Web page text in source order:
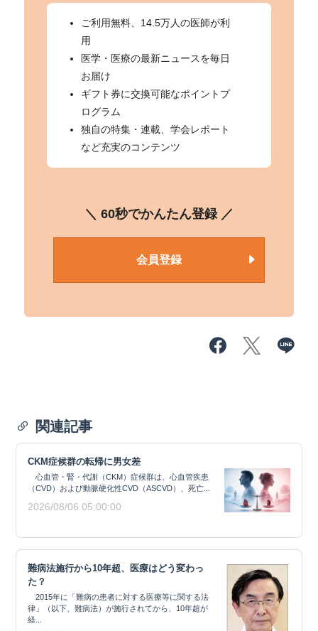
ご利用無料、14.5万人の医師が利
用
医学・医療の最新ニュースを毎日
お届け
ギフト券に交換可能なポイントプ
ログラム
独自の特集・連載、学会レポート
など充実のコンテンツ
＼ 60秒でかんたん登録 ／
会員登録
関連記事
CKM症候群の転帰に男女差
心血管・腎・代謝（CKM）症候群は、心血管疾患
（CVD）および動脈硬化性CVD（ASCVD）、死亡...
2026/08/06 05:00:00
難病法施行から10年超、医療はどう変わっ
た？
2015年に「難病の患者に対する医療等に関する法
律」（以下、難病法）が施行されてから、10年超が
経...